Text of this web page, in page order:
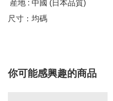
尺寸：均碼
你可能感興趣的商品